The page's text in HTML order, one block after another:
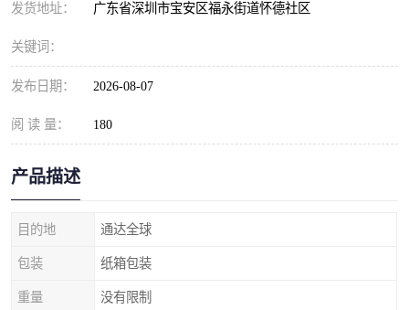
发货地址： 广东省深圳市宝安区福永街道怀德社区
关键词：
发布日期： 2026-08-07
阅 读 量： 180
产品描述
目的地 通达全球
包装 纸箱包装
重量 没有限制